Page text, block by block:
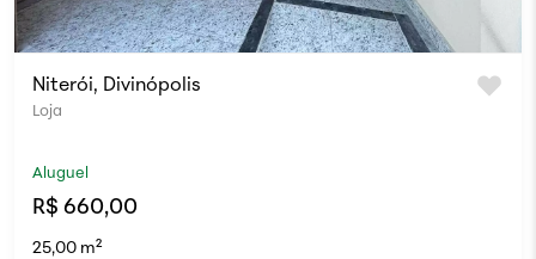
Niterói, Divinópolis
Loja
Aluguel
R$ 660,00
25,00 m²